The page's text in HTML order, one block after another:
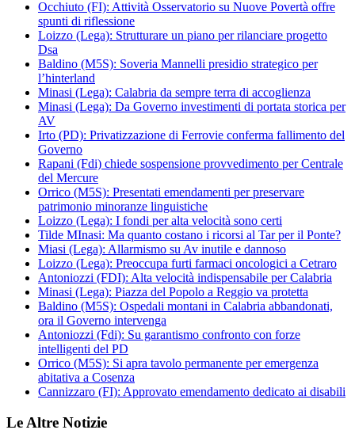
Occhiuto (FI): Attività Osservatorio su Nuove Povertà offre
spunti di riflessione
Loizzo (Lega): Strutturare un piano per rilanciare progetto
Dsa
Baldino (M5S): Soveria Mannelli presidio strategico per
l’hinterland
Minasi (Lega): Calabria da sempre terra di accoglienza
Minasi (Lega): Da Governo investimenti di portata storica per
AV
Irto (PD): Privatizzazione di Ferrovie conferma fallimento del
Governo
Rapani (Fdi) chiede sospensione provvedimento per Centrale
del Mercure
Orrico (M5S): Presentati emendamenti per preservare
patrimonio minoranze linguistiche
Loizzo (Lega): I fondi per alta velocità sono certi
Tilde MInasi: Ma quanto costano i ricorsi al Tar per il Ponte?
Miasi (Lega): Allarmismo su Av inutile e dannoso
Loizzo (Lega): Preoccupa furti farmaci oncologici a Cetraro
Antoniozzi (FDI): Alta velocità indispensabile per Calabria
Minasi (Lega): Piazza del Popolo a Reggio va protetta
Baldino (M5S): Ospedali montani in Calabria abbandonati,
ora il Governo intervenga
Antoniozzi (Fdi): Su garantismo confronto con forze
intelligenti del PD
Orrico (M5S): Si apra tavolo permanente per emergenza
abitativa a Cosenza
Cannizzaro (FI): Approvato emendamento dedicato ai disabili
Le Altre Notizie